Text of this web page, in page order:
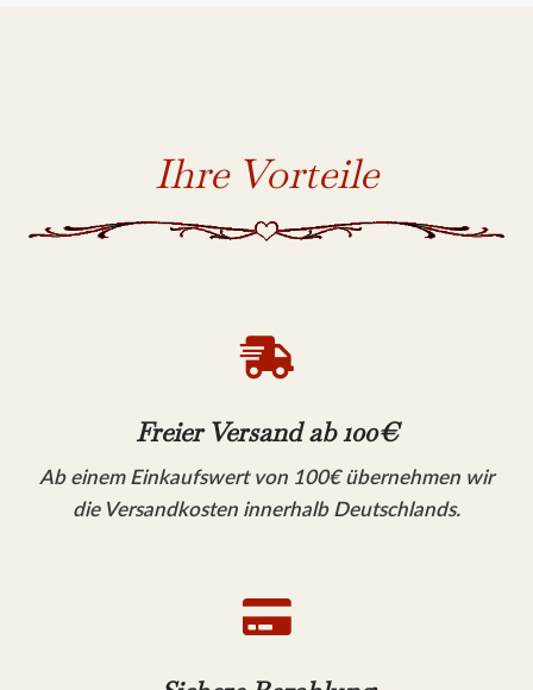
Ihre Vorteile

Freier Versand ab 100€
Ab einem Einkaufswert von 100€ übernehmen wir
die Versandkosten innerhalb Deutschlands.
